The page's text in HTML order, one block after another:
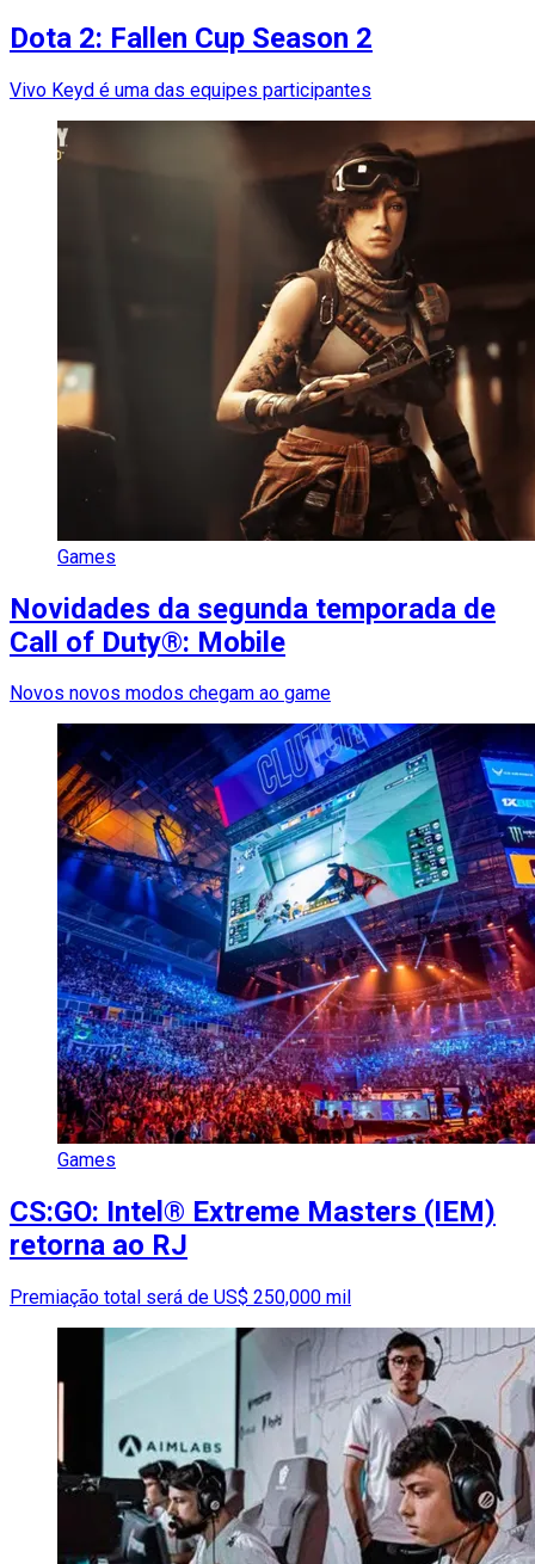
Dota 2: Fallen Cup Season 2
Vivo Keyd é uma das equipes participantes
Games
Novidades da segunda temporada de
Call of Duty®: Mobile
Novos novos modos chegam ao game
Games
CS:GO: Intel® Extreme Masters (IEM)
retorna ao RJ
Premiação total será de US$ 250,000 mil